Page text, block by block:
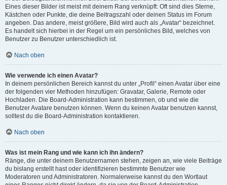
Eines dieser Bilder ist meist mit deinem Rang verknüpft: Oft sind dies Sterne,
Kästchen oder Punkte, die deine Beitragszahl oder deinen Status im Forum
angeben. Das andere, meist größere, Bild wird auch als „Avatar“ bezeichnet.
Es handelt sich hierbei in der Regel um ein persönliches Bild, welches von
Benutzer zu Benutzer unterschiedlich ist.
Nach oben
Wie verwende ich einen Avatar?
In deinem persönlichen Bereich kannst du unter „Profil“ einen Avatar über eine
der folgenden vier Methoden hinzufügen: Gravatar, Galerie, Remote oder
Hochladen. Die Board-Administration kann bestimmen, ob und wie die
Benutzer Avatare benutzen können. Wenn du keinen Avatar benutzen kannst,
solltest du die Board-Administration kontaktieren.
Nach oben
Was ist mein Rang und wie kann ich ihn ändern?
Ränge, die unter deinem Benutzernamen stehen, zeigen an, wie viele Beiträge
du bislang erstellt hast oder identifizieren bestimmte Benutzer wie
Moderatoren und Administratoren. Normalerweise kannst du den Wortlaut